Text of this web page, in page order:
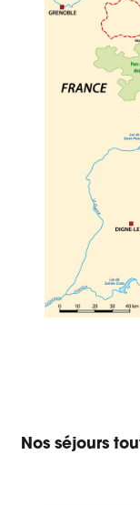
Nos séjours